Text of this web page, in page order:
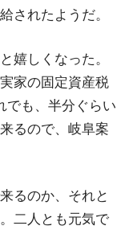
されたようだ。
嬉しくなった。
家の固定資産税
でも、半分ぐらい
るので、岐阜案
るのか、それと
二人とも元気で